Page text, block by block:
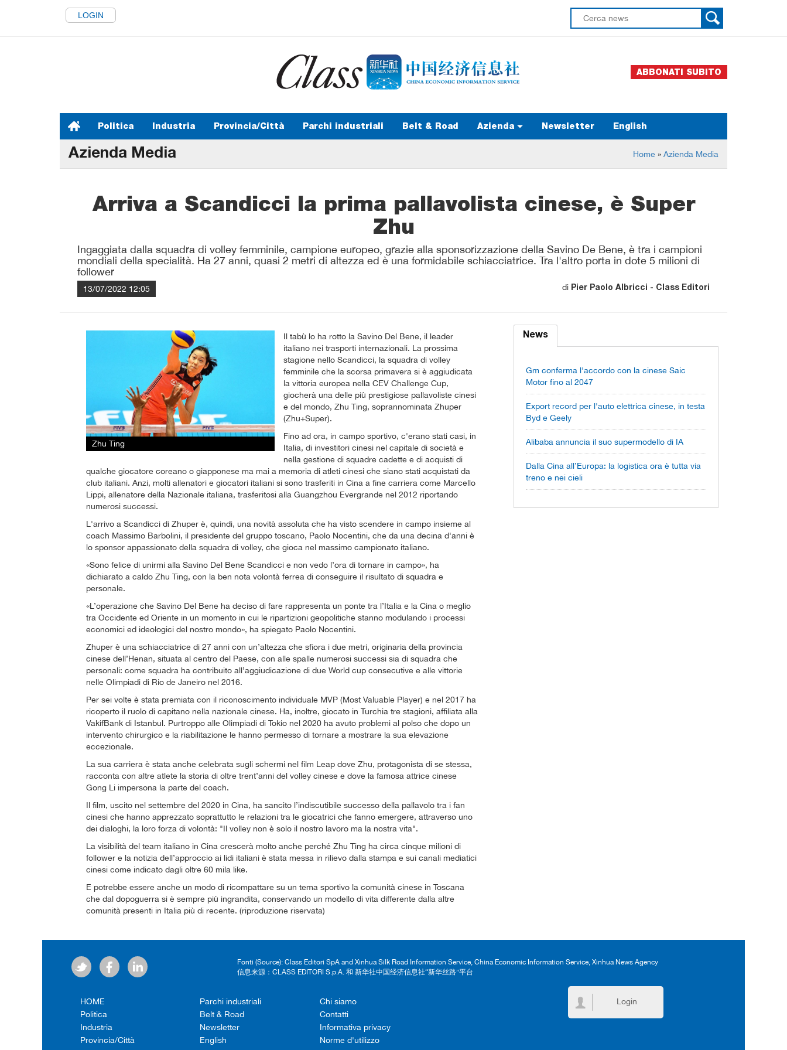
LOGIN
ABBONATI SUBITO
Politica Industria Provincia/Città Parchi industriali Belt & Road Azienda Newsletter English
Azienda Media Home » Azienda Media
Arriva a Scandicci la prima pallavolista cinese, è Super
Zhu
Ingaggiata dalla squadra di volley femminile, campione europeo, grazie alla sponsorizzazione della Savino De Bene, è tra i campioni
mondiali della specialità. Ha 27 anni, quasi 2 metri di altezza ed è una formidabile schiacciatrice. Tra l'altro porta in dote 5 milioni di
follower
13/07/2022 12:05 di Pier Paolo Albricci - Class Editori
Zhu Ting
Il tabù lo ha rotto la Savino Del Bene, il leader
italiano nei trasporti internazionali. La prossima
stagione nello Scandicci, la squadra di volley
femminile che la scorsa primavera si è aggiudicata
la vittoria europea nella CEV Challenge Cup,
giocherà una delle più prestigiose pallavoliste cinesi
e del mondo, Zhu Ting, soprannominata Zhuper
(Zhu+Super).
Fino ad ora, in campo sportivo, c'erano stati casi, in
Italia, di investitori cinesi nel capitale di società e
nella gestione di squadre cadette e di acquisti di
qualche giocatore coreano o giapponese ma mai a memoria di atleti cinesi che siano stati acquistati da
club italiani. Anzi, molti allenatori e giocatori italiani si sono trasferiti in Cina a fine carriera come Marcello
Lippi, allenatore della Nazionale italiana, trasferitosi alla Guangzhou Evergrande nel 2012 riportando
numerosi successi.
L'arrivo a Scandicci di Zhuper è, quindi, una novità assoluta che ha visto scendere in campo insieme al
coach Massimo Barbolini, il presidente del gruppo toscano, Paolo Nocentini, che da una decina d'anni è
lo sponsor appassionato della squadra di volley, che gioca nel massimo campionato italiano.
«Sono felice di unirmi alla Savino Del Bene Scandicci e non vedo l’ora di tornare in campo», ha
dichiarato a caldo Zhu Ting, con la ben nota volontà ferrea di conseguire il risultato di squadra e
personale.
«L’operazione che Savino Del Bene ha deciso di fare rappresenta un ponte tra l’Italia e la Cina o meglio
tra Occidente ed Oriente in un momento in cui le ripartizioni geopolitiche stanno modulando i processi
economici ed ideologici del nostro mondo», ha spiegato Paolo Nocentini.
Zhuper è una schiacciatrice di 27 anni con un’altezza che sfiora i due metri, originaria della provincia
cinese dell’Henan, situata al centro del Paese, con alle spalle numerosi successi sia di squadra che
personali: come squadra ha contribuito all’aggiudicazione di due World cup consecutive e alle vittorie
nelle Olimpiadi di Rio de Janeiro nel 2016.
Per sei volte è stata premiata con il riconoscimento individuale MVP (Most Valuable Player) e nel 2017 ha
ricoperto il ruolo di capitano nella nazionale cinese. Ha, inoltre, giocato in Turchia tre stagioni, affiliata alla
VakifBank di Istanbul. Purtroppo alle Olimpiadi di Tokio nel 2020 ha avuto problemi al polso che dopo un
intervento chirurgico e la riabilitazione le hanno permesso di tornare a mostrare la sua elevazione
eccezionale.
La sua carriera è stata anche celebrata sugli schermi nel film Leap dove Zhu, protagonista di se stessa,
racconta con altre atlete la storia di oltre trent’anni del volley cinese e dove la famosa attrice cinese
Gong Li impersona la parte del coach.
Il film, uscito nel settembre del 2020 in Cina, ha sancito l’indiscutibile successo della pallavolo tra i fan
cinesi che hanno apprezzato soprattutto le relazioni tra le giocatrici che fanno emergere, attraverso uno
dei dialoghi, la loro forza di volontà: "Il volley non è solo il nostro lavoro ma la nostra vita".
La visibilità del team italiano in Cina crescerà molto anche perché Zhu Ting ha circa cinque milioni di
follower e la notizia dell’approccio ai lidi italiani è stata messa in rilievo dalla stampa e sui canali mediatici
cinesi come indicato dagli oltre 60 mila like.
E potrebbe essere anche un modo di ricompattare su un tema sportivo la comunità cinese in Toscana
che dal dopoguerra si è sempre più ingrandita, conservando un modello di vita differente dalla altre
comunità presenti in Italia più di recente. (riproduzione riservata)
News
Gm conferma l'accordo con la cinese Saic
Motor fino al 2047
Export record per l'auto elettrica cinese, in testa
Byd e Geely
Alibaba annuncia il suo supermodello di IA
Dalla Cina all’Europa: la logistica ora è tutta via
treno e nei cieli
Fonti (Source): Class Editori SpA and Xinhua Silk Road Information Service, China Economic Information Service, Xinhua News Agency
信息来源：CLASS EDITORI S.p.A. 和 新华社中国经济信息社“新华丝路”平台
HOME
Politica
Industria
Provincia/Città
Parchi industriali
Belt & Road
Newsletter
English
Chi siamo
Contatti
Informativa privacy
Norme d'utilizzo
Login